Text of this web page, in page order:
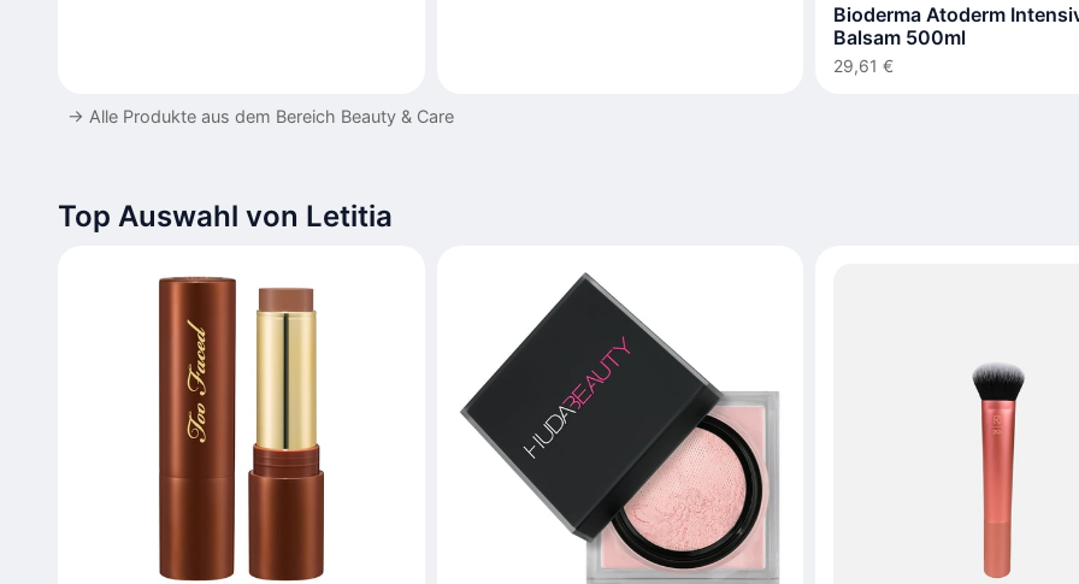
Bioderma Atoderm
Balsam 500ml
29,61 €
→ Alle Produkte aus dem Bereich Beauty & Care
Top Auswahl von Letitia